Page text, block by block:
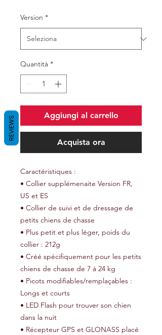
Version *
Quantità *
Aggiungi al carrello
Acquista ora
Caractéristiques :
• Collier supplémenaite Version FR,
US et ES
• Collier de suivi et de dressage de
petits chiens de chasse
• Plus petit et plus léger, poids du
collier : 212g
• Créé spécifiquement pour les petits
chiens de chasse de 7 à 24 kg
• Picots modifiables/remplaçables :
Longs et courts
• LED Flash pour trouver son chien
dans la nuit
• Récepteur GPS et GLONASS placé
REVIEWS